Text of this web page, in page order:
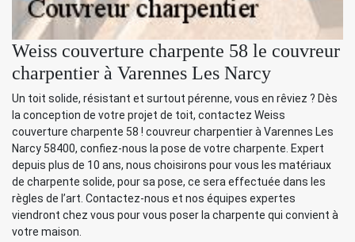
Weiss couverture charpente 58 le couvreur
charpentier à Varennes Les Narcy
Un toit solide, résistant et surtout pérenne, vous en rêviez ? Dès
la conception de votre projet de toit, contactez Weiss
couverture charpente 58 ! couvreur charpentier à Varennes Les
Narcy 58400, confiez-nous la pose de votre charpente. Expert
depuis plus de 10 ans, nous choisirons pour vous les matériaux
de charpente solide, pour sa pose, ce sera effectuée dans les
règles de l’art. Contactez-nous et nos équipes expertes
viendront chez vous pour vous poser la charpente qui convient à
votre maison.